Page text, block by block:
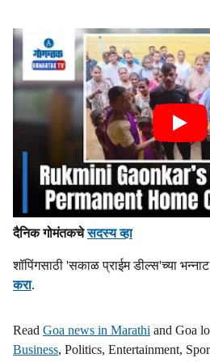
दैनिक गोमंतकचेसदस्य व्हा
शॉपिंगसाठी 'सकाळ प्राईम डील्स'च्या
करा.
Read Goa news in Marathi and Goa
Business, Politics, Entertainment,